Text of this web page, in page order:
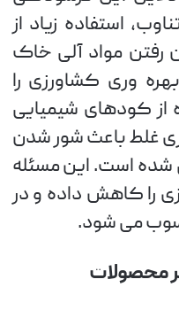
استفاده زیاد از
رفتن مواد آلی خاک
وری کشاورزی را
کودهای شیمیایی
غلط باعث شور شدن
شده است. این مسئله
را کاهش داده و در
می شود.
محصولات